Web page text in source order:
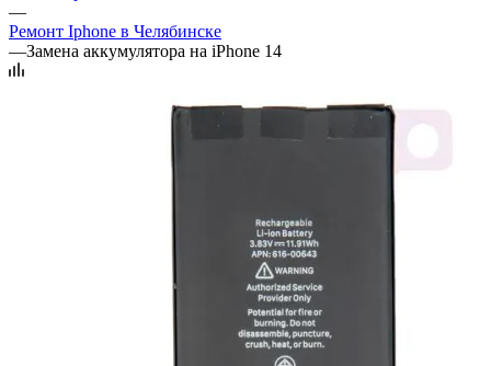
—
Ремонт Iphone в Челябинске
—Замена аккумулятора на iPhone 14